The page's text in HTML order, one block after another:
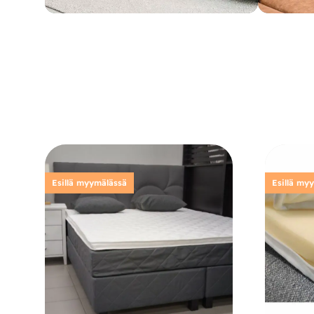
Esillä myymälässä Esillä